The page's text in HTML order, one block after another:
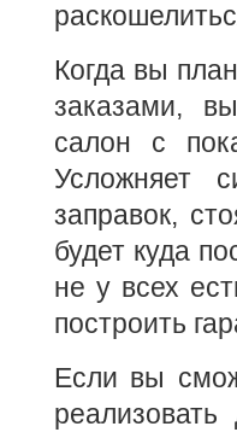
Когда вы
заказами,
салон с
Усложняет
заправок,
будет куда
не у всех
построить
Если вы